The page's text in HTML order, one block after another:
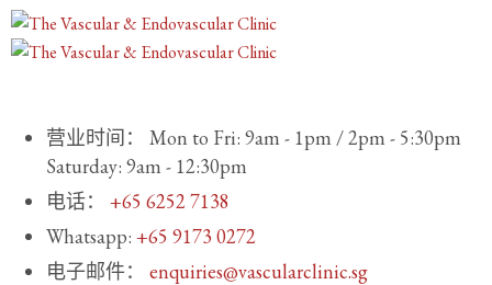
营业时间： Mon to Fri: 9am - 1pm / 2pm - 5:30pm
Saturday: 9am - 12:30pm
电话： +65 6252 7138
Whatsapp: +65 9173 0272
电子邮件： enquiries@vascularclinic.sg